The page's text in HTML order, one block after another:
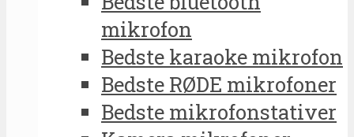
mikrofon
Bedste karaoke mikrofon
Bedste RØDE mikrofoner
Bedste mikrofonstativer